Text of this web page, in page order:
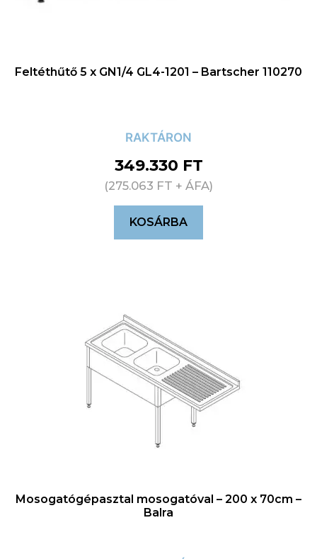
Feltéthűtő 5 x GN1/4 GL4-1201 – Bartscher 110270
RAKTÁRON
349.330 FT
(275.063 FT + ÁFA)
KOSÁRBA
Mosogatógépasztal mosogatóval – 200 x 70cm –
Balra